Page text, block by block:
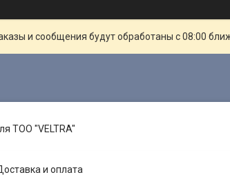
и сообщения будут обработаны с 08:00
TOO "VELTRA"
и оплата